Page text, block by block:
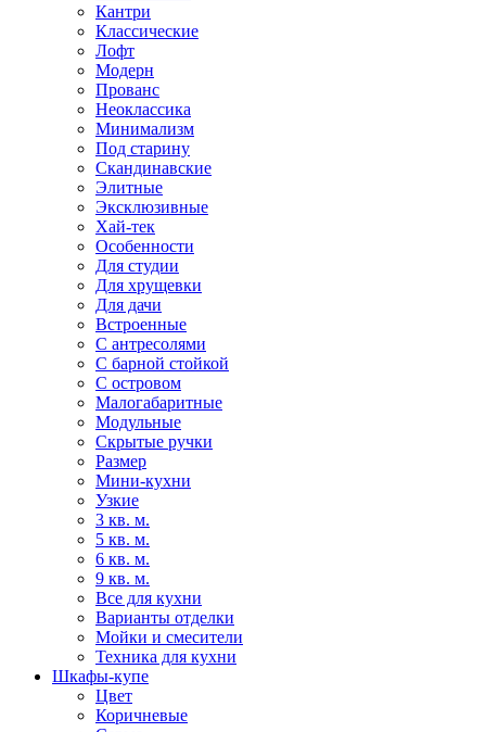
Кантри
Классические
Лофт
Модерн
Прованс
Неоклассика
Минимализм
Под старину
Скандинавские
Элитные
Эксклюзивные
Хай-тек
Особенности
Для студии
Для хрущевки
Для дачи
Встроенные
С антресолями
С барной стойкой
С островом
Малогабаритные
Модульные
Скрытые ручки
Размер
Мини-кухни
Узкие
3 кв. м.
5 кв. м.
6 кв. м.
9 кв. м.
Все для кухни
Варианты отделки
Мойки и смесители
Техника для кухни
Шкафы-купе
Цвет
Коричневые